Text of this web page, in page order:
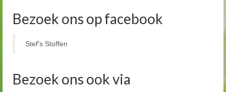
Bezoek ons op facebook
Stef's Stoffen
Bezoek ons ook via